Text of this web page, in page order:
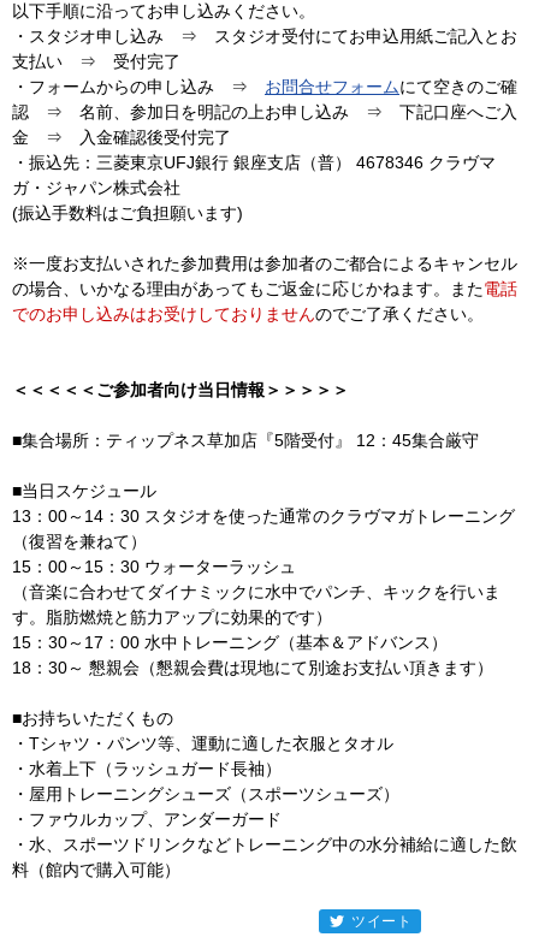
以下手順に沿ってお申し込みください。
・スタジオ申し込み ⇒ スタジオ受付にてお申込用紙ご記入とお
支払い ⇒ 受付完了
・フォームからの申し込み ⇒ お問合せフォームにて空きのご確
認 ⇒ 名前、参加日を明記の上お申し込み ⇒ 下記口座へご入
金 ⇒ 入金確認後受付完了
・振込先：三菱東京UFJ銀行 銀座支店（普） 4678346 クラヴマ
ガ・ジャパン株式会社
(振込手数料はご負担願います)
※一度お支払いされた参加費用は参加者のご都合によるキャンセル
の場合、いかなる理由があってもご返金に応じかねます。また電話
でのお申し込みはお受けしておりませんのでご了承ください。
＜＜＜＜＜ご参加者向け当日情報＞＞＞＞＞
■集合場所：ティップネス草加店『5階受付』 12：45集合厳守
■当日スケジュール
13：00～14：30 スタジオを使った通常のクラヴマガトレーニング
（復習を兼ねて）
15：00～15：30 ウォーターラッシュ
（音楽に合わせてダイナミックに水中でパンチ、キックを行いま
す。脂肪燃焼と筋力アップに効果的です）
15：30～17：00 水中トレーニング（基本＆アドバンス）
18：30～ 懇親会（懇親会費は現地にて別途お支払い頂きます）
■お持ちいただくもの
・Tシャツ・パンツ等、運動に適した衣服とタオル
・水着上下（ラッシュガード長袖）
・屋用トレーニングシューズ（スポーツシューズ）
・ファウルカップ、アンダーガード
・水、スポーツドリンクなどトレーニング中の水分補給に適した飲
料（館内で購入可能）
entry581
ツイート